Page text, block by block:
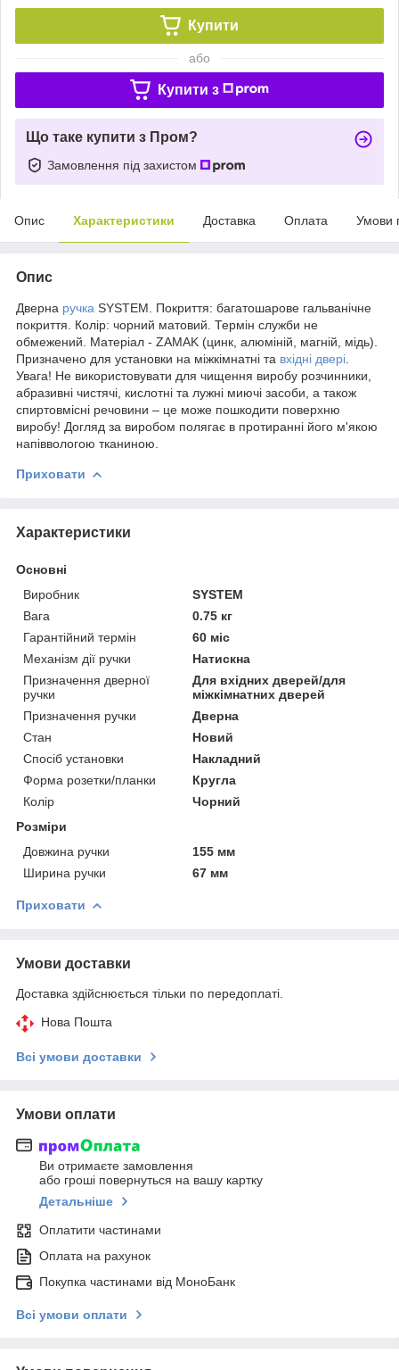
Купити
або
Купити з
Що таке купити з Пром?
Замовлення під захистом
Опис Характеристики Доставка Оплата Умови
Опис
Дверна ручка SYSTEM. Покриття: багатошарове гальванічне
покриття. Колір: чорний матовий. Термін служби не
обмежений. Матеріал - ZAMAK (цинк, алюміній, магній, мідь).
Призначено для установки на міжкімнатні та вхідні двері
Увага! Не використовувати для чищення виробу розчинники,
абразивні чистячі, кислотні та лужні миючі засоби, а також
спиртовмісні речовини – це може пошкодити поверхню
виробу! Догляд за виробом полягає в протиранні його м'якою
напіввологою тканиною.
Приховати
Характеристики
Основні
Виробник
SYSTEM
Вага
0.75 кг
Гарантійний термін
60 міс
Механізм дії ручки
Натискна
Призначення дверної
ручки
Для вхідних дверей/для
міжкімнатних дверей
Призначення ручки
Дверна
Стан
Новий
Спосіб установки
Накладний
Форма розетки/планки
Кругла
Колір
Чорний
Розміри
Довжина ручки
155 мм
Ширина ручки
67 мм
Приховати
Умови доставки
Доставка здійснюється тільки по передоплаті.
Нова Пошта
Всі умови доставки
Умови оплати
Ви отримаєте замовлення
або гроші повернуться на вашу картку
Детальніше
Оплатити частинами
Оплата на рахунок
Покупка частинами від МоноБанк
Всі умови оплати